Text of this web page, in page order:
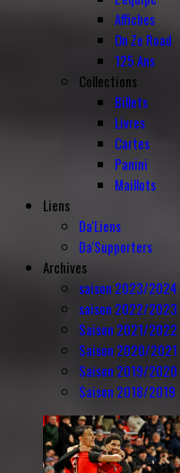
Affiches
On Ze Road
125 Ans
Collections
Billets
Livres
Cartes
Panini
Maillots
Liens
Da'Liens
Da'Supporters
Archives
saison 2023/2024
saison 2022/2023
Saison 2021/2022
Saison 2020/2021
Saison 2019/2020
Saison 2018/2019